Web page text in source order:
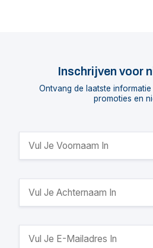
Inschrijven voor
Ontvang de laatste informatie
promoties en